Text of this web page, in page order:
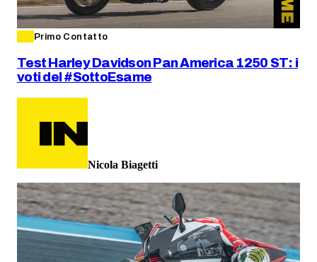
Primo Contatto
Test Harley Davidson Pan America 1250 ST: i
voti del #SottoEsame
Nicola Biagetti